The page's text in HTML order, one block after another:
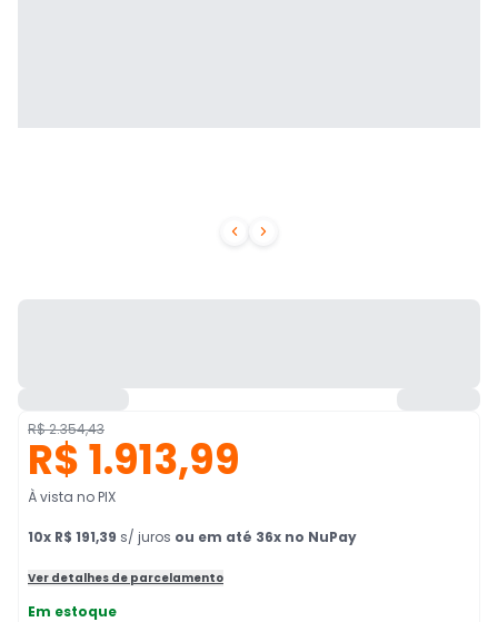
 
R$ 2.354,43
R$ 1.913,99
À vista no PIX
10x R$ 191,39 s/ juros ou em até 36x no NuPay
Ver detalhes de parcelamento
Em estoque